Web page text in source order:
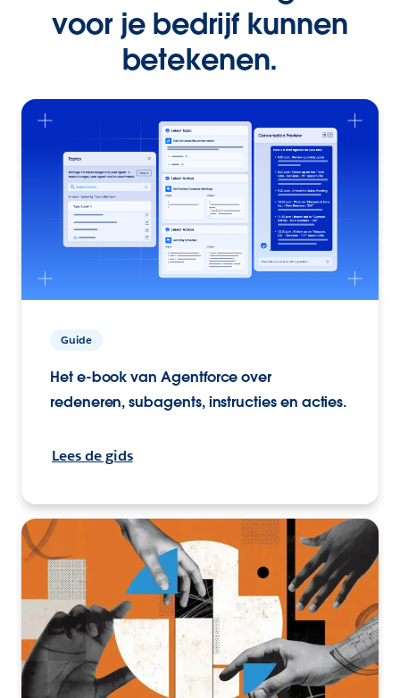
voor je bedrijf kunnen
betekenen.
Guide
Het e-book van Agentforce over
redeneren, subagents, instructies en acties.
Lees de gids